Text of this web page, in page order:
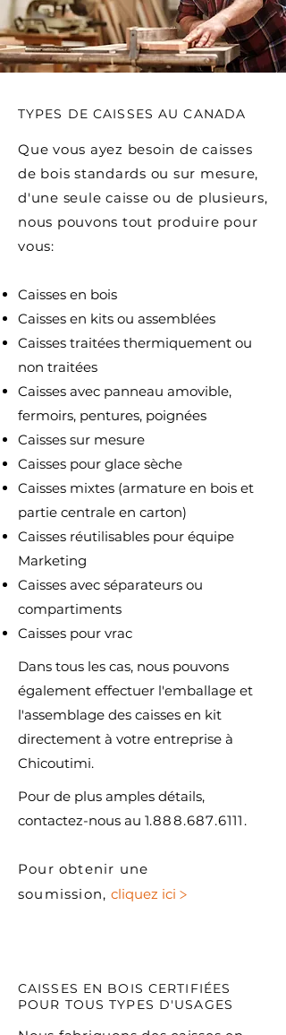
TYPES DE CAISSES AU CANADA
Que vous ayez besoin de caisses
de bois standards ou sur mesure,
d'une seule caisse ou de plusieurs,
nous pouvons tout produire pour
vous:
Caisses en bois
Caisses en kits ou assemblées
Caisses traitées thermiquement ou
non traitées
Caisses avec panneau amovible,
fermoirs, pentures, poignées
Caisses sur mesure
Caisses pour glace sèche
Caisses mixtes (armature en bois et
partie centrale en carton)
Caisses réutilisables pour équipe
Marketing
Caisses avec séparateurs ou
compartiments
Caisses pour vrac
Dans tous les cas, nous pouvons
également effectuer l'emballage et
l'assemblage des caisses en kit
directement à votre entreprise à
Chicoutimi.
Pour de plus amples détails,
contactez-nous au 1.888.687.6111.
Pour obtenir une
soumission,cliquez ici>
CAISSES EN BOIS CERTIFIÉES
POUR TOUS TYPES D'USAGES